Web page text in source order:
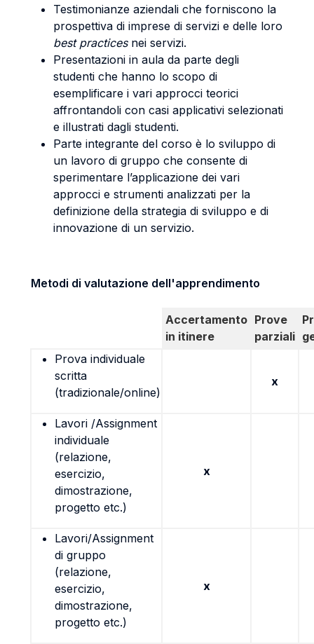
Testimonianze aziendali che forniscono la
prospettiva di imprese di servizi e delle loro
best practicesnei servizi.
Presentazioni in aula da parte degli
studenti che hanno lo scopo di
esemplificare i vari approcci teorici
affrontandoli con casi applicativi selezionati
e illustrati dagli studenti.
Parte integrante del corso è lo sviluppo di
un lavoro di gruppo che consente di
sperimentare l’applicazione dei vari
approcci e strumenti analizzati per la
definizione della strategia di sviluppo e di
innovazione di un servizio.
Metodi di valutazione dell'apprendimento
Accertamento
in itinere
Prove
parziali
Prova individuale
scritta
(tradizionale/online)
x
Lavori /Assignment
individuale
(relazione,
esercizio,
dimostrazione,
progetto etc.)
x
Lavori/Assignment
di gruppo
(relazione,
esercizio,
dimostrazione,
progetto etc.)
x